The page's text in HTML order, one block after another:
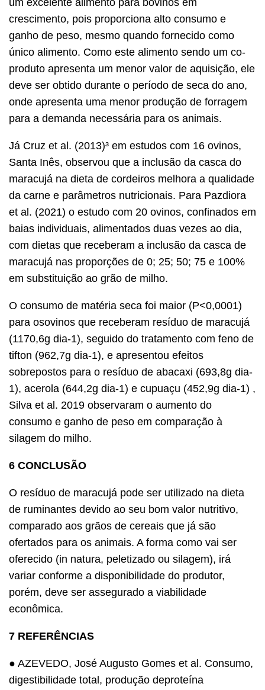
um excelente alimento para bovinos em
crescimento, pois proporciona alto consumo e
ganho de peso, mesmo quando fornecido como
único alimento. Como este alimento sendo um co-
produto apresenta um menor valor de aquisição, ele
deve ser obtido durante o período de seca do ano,
onde apresenta uma menor produção de forragem
para a demanda necessária para os animais.
Já Cruz et al. (2013)³ em estudos com 16 ovinos,
Santa Inês, observou que a inclusão da casca do
maracujá na dieta de cordeiros melhora a qualidade
da carne e parâmetros nutricionais. Para Pazdiora
et al. (2021) o estudo com 20 ovinos, confinados em
baias individuais, alimentados duas vezes ao dia,
com dietas que receberam a inclusão da casca de
maracujá nas proporções de 0; 25; 50; 75 e 100%
em substituição ao grão de milho.
O consumo de matéria seca foi maior (P<0,0001)
para osovinos que receberam resíduo de maracujá
(1170,6g dia-1), seguido do tratamento com feno de
tifton (962,7g dia-1), e apresentou efeitos
sobrepostos para o resíduo de abacaxi (693,8g dia-
1), acerola (644,2g dia-1) e cupuaçu (452,9g dia-1) ,
Silva et al. 2019 observaram o aumento do
consumo e ganho de peso em comparação à
silagem do milho.
6 CONCLUSÃO
O resíduo de maracujá pode ser utilizado na dieta
de ruminantes devido ao seu bom valor nutritivo,
comparado aos grãos de cereais que já são
ofertados para os animais. A forma como vai ser
oferecido (in natura, peletizado ou silagem), irá
variar conforme a disponibilidade do produtor,
porém, deve ser assegurado a viabilidade
econômica.
7 REFERÊNCIAS
● AZEVEDO, José Augusto Gomes et al. Consumo,
digestibilidade total, produção deproteína